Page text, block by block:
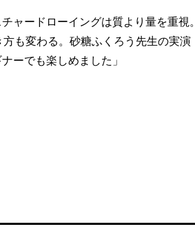
ャードローイングは質より量を重視。
も変わる。砂糖ふくろう先生の実演
ーでも楽しめました」